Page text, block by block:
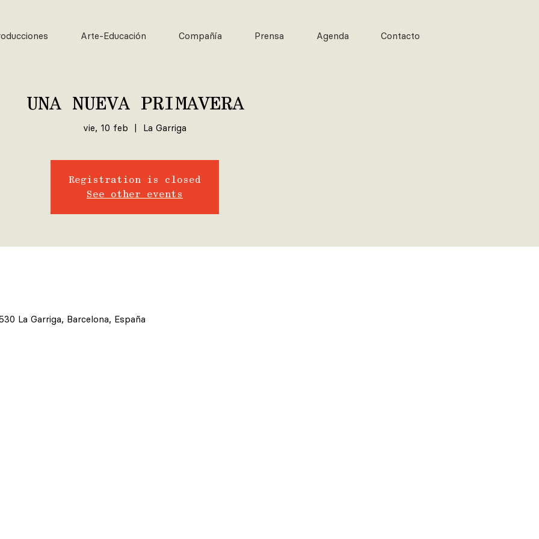
Arte-Educación Compañía Prensa Agenda Contacto
UNA NUEVA PRIMAVERA
vie, 10 feb La Garriga
Registration is closed
See other events
La Garriga, Barcelona, España